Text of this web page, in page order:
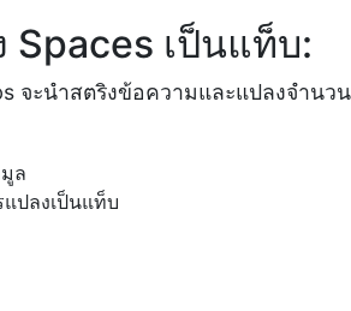
เป็นแท็บ:
จะนำสตริงข้อความและแปลงจำนว
ล
ปลงเป็นแท็บ